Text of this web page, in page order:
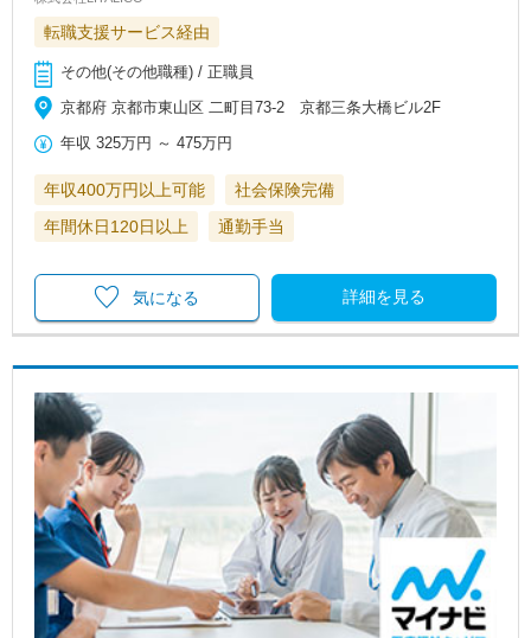
転職支援サービス経由
その他(その他職種) / 正職員
京都府 京都市東山区 二町目73-2 京都三条大橋ビル2F
年収 325万円 ～475万円
年収400万円以上可能
社会保険完備
年間休日120日以上
通勤手当
詳細を見る
気になる